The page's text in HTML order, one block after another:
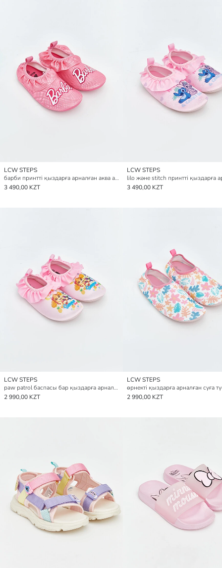
LCW STEPS
барби принтті қыздарға арналған аква аяқ киім
3 490,00 KZT
LCW STEPS
3 490,00 KZT
LCW STEPS
paw patrol баспасы бар қыздарға арналған суға түсуге арналған аяқ киім
2 990,00 KZT
LCW STEPS
2 990,00 KZT